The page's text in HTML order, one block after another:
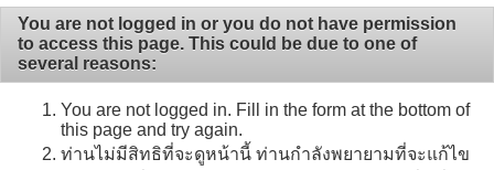
You are not logged in or you do not have permission
to access this page. This could be due to one of
several reasons:
You are not logged in. Fill in the form at the bottom of
this page and try again.
ท่านไม่มีสิทธิที่จะดูหน้านี้ ท่านกำลังพยายามที่จะแก้ไข